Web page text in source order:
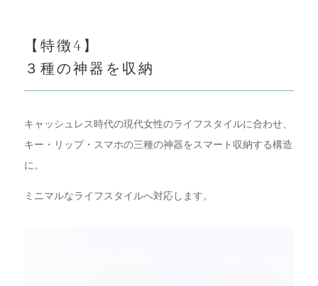
【特徴4】
３種の神器を収納
キャッシュレス時代の現代女性のライフスタイルに合わせ、
キー・リップ・スマホの三種の神器をスマート収納する構造
に。
ミニマルなライフスタイルへ対応します。